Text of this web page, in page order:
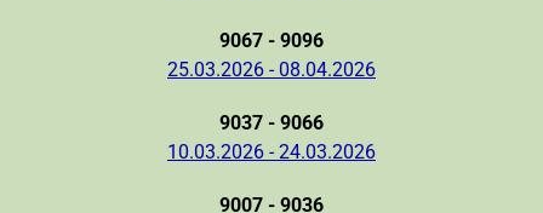
9067 - 9096
25.03.2026 - 08.04.2026
9037 - 9066
10.03.2026 - 24.03.2026
9007 - 9036